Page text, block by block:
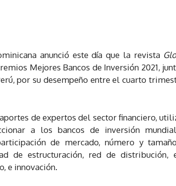
anunció este día que la revista
Mejores Bancos de Inversión 2021,
por su desempeño entre el cuarto
de expertos del sector financiero,
a los bancos de inversión
de mercado, número y
de estructuración, red de distribución,
e innovación.